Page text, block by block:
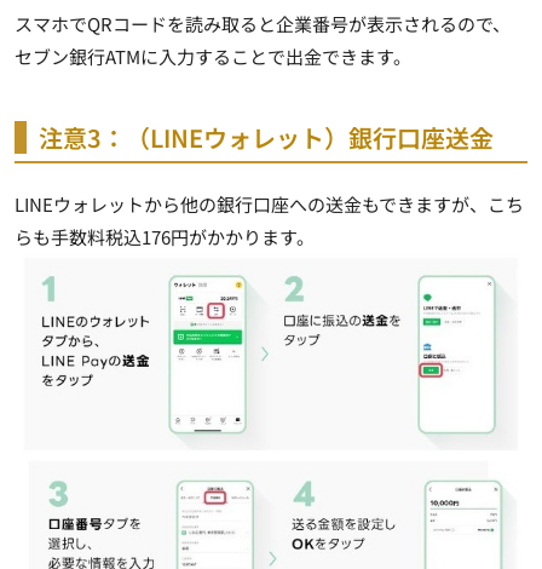
スマホでQRコードを読み取ると企業番号が表示されるので、
セブン銀行ATMに入力することで出金できます。
注意3：（LINEウォレット）銀行口座送金
LINEウォレットから他の銀行口座への送金もできますが、こち
らも手数料税込176円がかかります。